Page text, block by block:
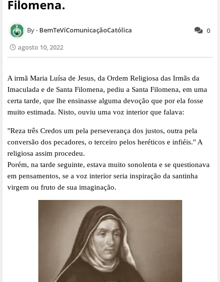
Filomena.
0
BemTeVíComunicaçãoCatólica
agosto 10, 2022
A irmã Maria Luísa de Jesus, da Ordem Religiosa das Irmãs da
Imaculada e de Santa Filomena, pediu a Santa Filomena, em uma
certa tarde, que lhe ensinasse alguma devoção que por ela fosse
muito estimada. Nisto, ouviu uma voz interior que falava:
"Reza três Credos um pela perseverança dos justos, outra pela
conversão dos pecadores, o terceiro pelos heréticos e infiéis." A
religiosa assim procedeu.
Porém, na tarde seguinte, estava muito sonolenta e se questionava
em pensamentos, se a voz interior seria inspiração da santinha
virgem ou fruto de sua imaginação.